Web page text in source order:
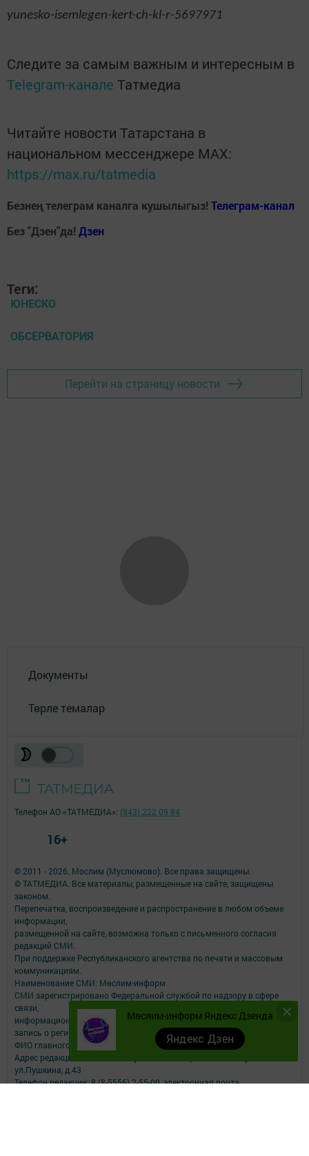
yunesko-isemlegen-kert-ch-kl-r-5697971
Следите за самым важным и интересным в
Telegram-канале Татмедиа
Читайте новости Татарстана в
национальном мессенджере MАХ:
https://max.ru/tatmedia
Безнең телеграм каналга кушылыгыз! Телеграм-канал
Без "Дзен"да! Дзен
Теги:
ЮНЕСКО
ОБСЕРВАТОРИЯ
Перейти на страницу новости
Документы
Төрле темалар
Мөслим-информ Яндекс Дзенда
Яндекс Дзен
© 2011 - 2026. Мослим (Муслюмово). Все права защищены.
© ТАТМЕДИА. Все материалы, размещенные на сайте, защищены
законом.
Перепечатка, воспроизведение и распространение в любом объеме
информации,
размещенной на сайте, возможна только с письменного согласия
редакций СМИ.
При поддержке Республиканского агентства по печати и массовым
коммуникациям.
Наименование СМИ: Мөслим-информ
СМИ зарегистрировано Федеральной службой по надзору в сфере
связи,
информационных технологий и массовых коммуникаций
запись о регистрации СМИ ЭЛ №ФС77-73825 от 28.09.2018 г.
ФИО главного редактора: Афзалова Римма Рашидовна
Адрес редакции: 423970, РТ, Муслюмовский район, село Муслюмово,
ул.Пушкина, д.43
Телефон редакции: 8 (8-5556) 2-55-00, электронная почта
Телефон АО «ТАТМЕДИА»: (843) 222 09 84
16+